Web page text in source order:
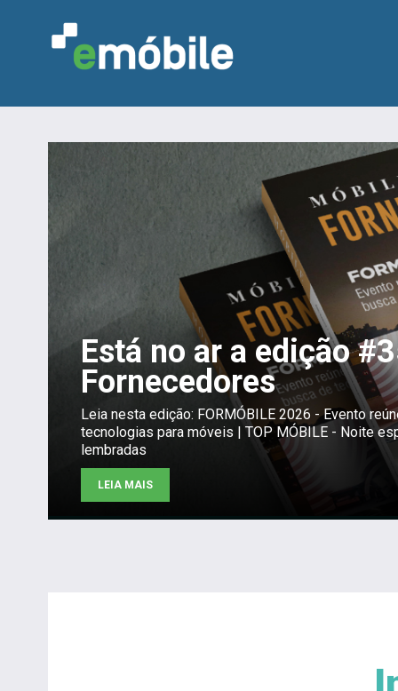
Está no ar a edição
Fornecedores
Leia nesta edição: FORMÓBILE 2026 - Evento
tecnologias para móveis | TOP MÓBILE - Noite
lembradas
LEIA MAIS